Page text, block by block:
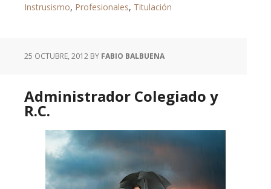
Instrusismo, Profesionales, Titulación
25 OCTUBRE, 2012 BY FABIO BALBUENA
Administrador Colegiado y
R.C.